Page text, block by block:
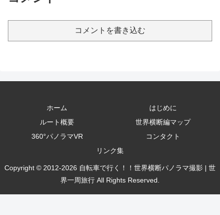
コメントを書き込む
ホーム
はじめに
ルート概要
世界横断編マップ
360°パノラマVR
コンタクト
リンク集
Copyright © 2012-2026 自転車で行く！！世界横断パノラマ撮影 | 世
界一周旅行 All Rights Reserved.